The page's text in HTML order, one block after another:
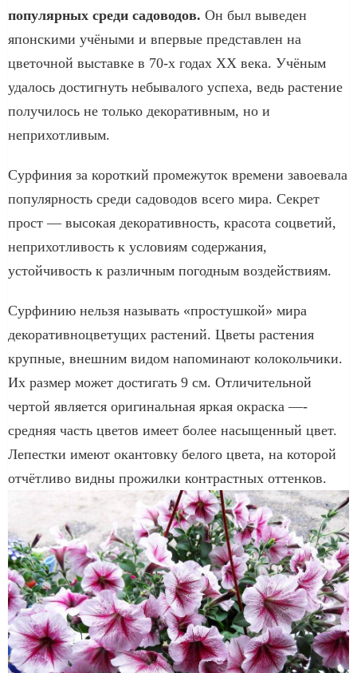
популярных среди садоводов. Он был выведен
японскими учёными и впервые представлен на
цветочной выставке в 70-х годах XX века. Учёным
удалось достигнуть небывалого успеха, ведь растение
получилось не только декоративным, но и
неприхотливым.
Сурфиния за короткий промежуток времени завоевала
популярность среди садоводов всего мира. Секрет
прост — высокая декоративность, красота соцветий,
неприхотливость к условиям содержания,
устойчивость к различным погодным воздействиям.
Сурфинию нельзя называть «простушкой» мира
декоративноцветущих растений. Цветы растения
крупные, внешним видом напоминают колокольчики.
Их размер может достигать 9 см. Отличительной
чертой является оригинальная яркая окраска —-
средняя часть цветов имеет более насыщенный цвет.
Лепестки имеют окантовку белого цвета, на которой
отчётливо видны прожилки контрастных оттенков.